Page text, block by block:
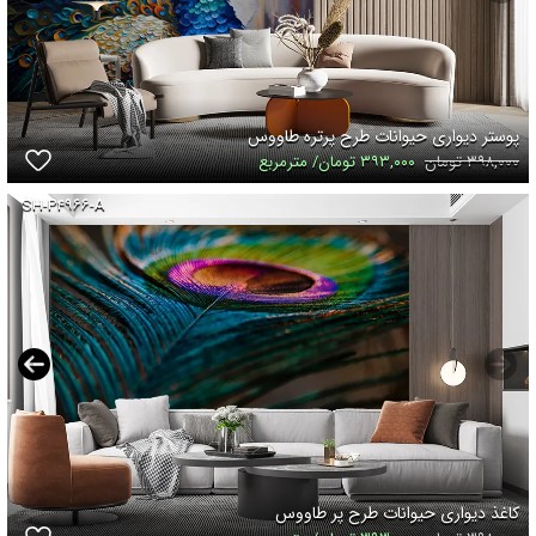
پوستر دیواری حیوانات طرح پرتره طاووس
۳۹۸,۰۰۰ تومان
۳۹۳,۰۰۰ تومان/ مترمربع
SH-P۴۹۶۶-A
کاغذ دیواری حیوانات طرح پر طاووس